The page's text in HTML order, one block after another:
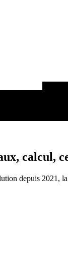
calcul,
depuis 2021,